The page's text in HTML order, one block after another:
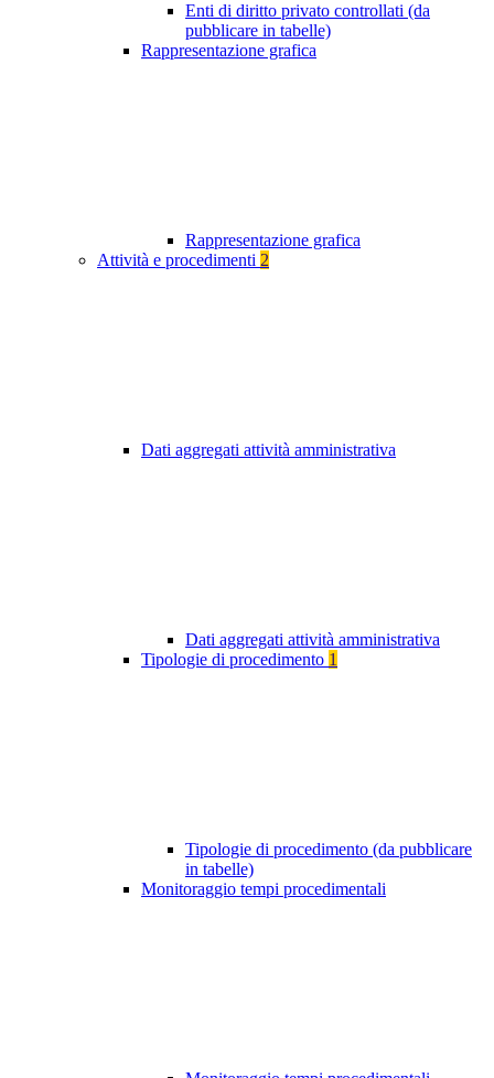
Enti di diritto privato controllati (da
pubblicare in tabelle)
Rappresentazione grafica
Rappresentazione grafica
Attività e procedimenti 2
Dati aggregati attività amministrativa
Dati aggregati attività amministrativa
Tipologie di procedimento 1
Tipologie di procedimento (da pubblicare
in tabelle)
Monitoraggio tempi procedimentali